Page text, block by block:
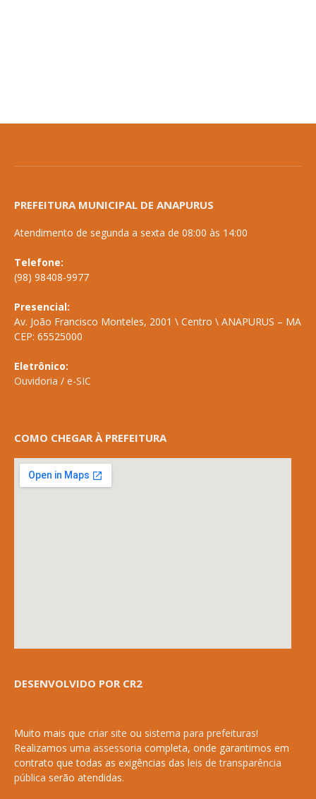
PREFEITURA MUNICIPAL DE ANAPURUS
Atendimento de segunda a sexta de 08:00 às 14:00
Telefone:
(98) 98408-9977
Presencial:
Av. João Francisco Monteles, 2001 \ Centro \ ANAPURUS – MA
CEP: 65525000
Eletrônico:
Ouvidoria / e-SIC
COMO CHEGAR À PREFEITURA
DESENVOLVIDO POR CR2
Muito mais que criar site ou sistema para prefeituras!
Realizamos uma assessoria completa, onde garantimos em
contrato que todas as exigências das leis de transparência
pública serão atendidas.